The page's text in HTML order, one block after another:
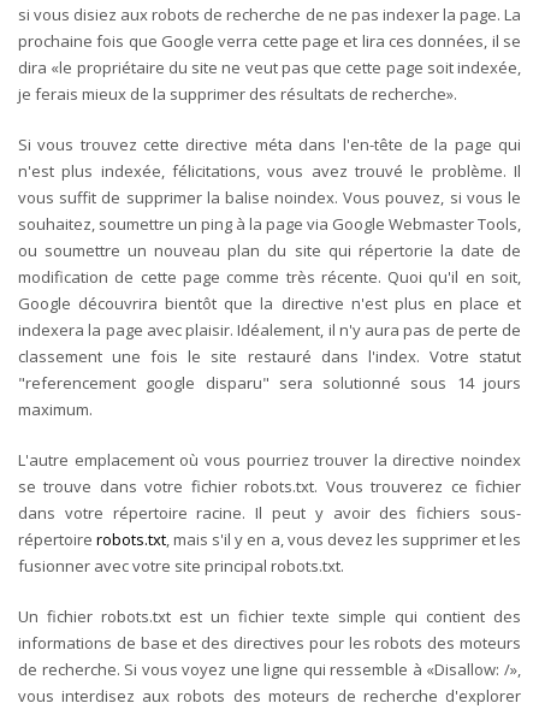
si vous disiez aux robots de recherche de ne pas indexer la page. La
prochaine fois que Google verra cette page et lira ces données, il se
dira «le propriétaire du site ne veut pas que cette page soit indexée,
je ferais mieux de la supprimer des résultats de recherche».
Si vous trouvez cette directive méta dans l'en-tête de la page qui
n'est plus indexée, félicitations, vous avez trouvé le problème. Il
vous suffit de supprimer la balise noindex. Vous pouvez, si vous le
souhaitez, soumettre un ping à la page via Google Webmaster Tools,
ou soumettre un nouveau plan du site qui répertorie la date de
modification de cette page comme très récente. Quoi qu'il en soit,
Google découvrira bientôt que la directive n'est plus en place et
indexera la page avec plaisir. Idéalement, il n'y aura pas de perte de
classement une fois le site restauré dans l'index. Votre statut
"referencement google disparu" sera solutionné sous 14 jours
maximum.
L'autre emplacement où vous pourriez trouver la directive noindex
se trouve dans votre fichier robots.txt. Vous trouverez ce fichier
dans votre répertoire racine. Il peut y avoir des fichiers sous-
répertoirerobots.txt, mais s'il y en a, vous devez les supprimer et les
fusionner avec votre site principal robots.txt.
Un fichier robots.txt est un fichier texte simple qui contient des
informations de base et des directives pour les robots des moteurs
de recherche. Si vous voyez une ligne qui ressemble à «Disallow: /»,
vous interdisez aux robots des moteurs de recherche d'explorer